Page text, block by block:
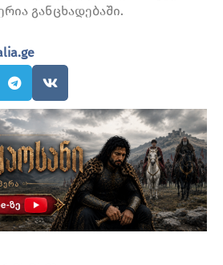
განცხადებაში.